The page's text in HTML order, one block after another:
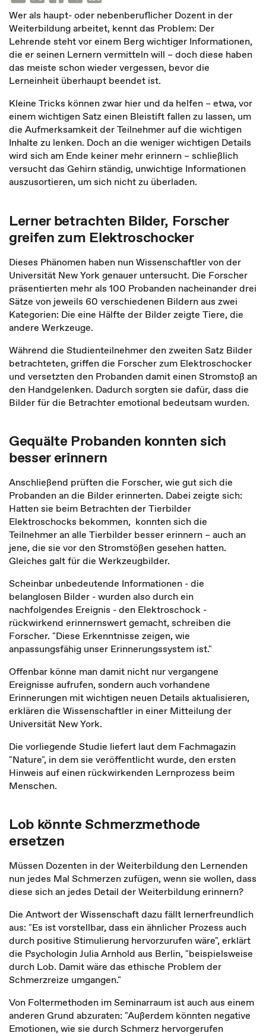
Wer als haupt- oder nebenberuflicher Dozent in der
Weiterbildung arbeitet, kennt das Problem: Der
Lehrende steht vor einem Berg wichtiger Informationen,
die er seinen Lernern vermitteln will – doch diese haben
das meiste schon wieder vergessen, bevor die
Lerneinheit überhaupt beendet ist.
Kleine Tricks können zwar hier und da helfen – etwa, vor
einem wichtigen Satz einen Bleistift fallen zu lassen, um
die Aufmerksamkeit der Teilnehmer auf die wichtigen
Inhalte zu lenken. Doch an die weniger wichtigen Details
wird sich am Ende keiner mehr erinnern – schließlich
versucht das Gehirn ständig, unwichtige Informationen
auszusortieren, um sich nicht zu überladen.
Lerner betrachten Bilder, Forscher
greifen zum Elektroschocker
Dieses Phänomen haben nun Wissenschaftler von der
Universität New York genauer untersucht. Die Forscher
präsentierten mehr als 100 Probanden nacheinander drei
Sätze von jeweils 60 verschiedenen Bildern aus zwei
Kategorien: Die eine Hälfte der Bilder zeigte Tiere, die
andere Werkzeuge.
Während die Studienteilnehmer den zweiten Satz Bilder
betrachteten, griffen die Forscher zum Elektroschocker
und versetzten den Probanden damit einen Stromstoß an
den Handgelenken. Dadurch sorgten sie dafür, dass die
Bilder für die Betrachter emotional bedeutsam wurden.
Gequälte Probanden konnten sich
besser erinnern
Anschließend prüften die Forscher, wie gut sich die
Probanden an die Bilder erinnerten. Dabei zeigte sich:
Hatten sie beim Betrachten der Tierbilder
Elektroschocks bekommen, konnten sich die
Teilnehmer an alle Tierbilder besser erinnern – auch an
jene, die sie vor den Stromstößen gesehen hatten.
Gleiches galt für die Werkzeugbilder.
Scheinbar unbedeutende Informationen - die
belanglosen Bilder - wurden also durch ein
nachfolgendes Ereignis - den Elektroschock -
rückwirkend erinnernswert gemacht, schreiben die
Forscher. "Diese Erkenntnisse zeigen, wie
anpassungsfähig unser Erinnerungssystem ist."
Offenbar könne man damit nicht nur vergangene
Ereignisse aufrufen, sondern auch vorhandene
Erinnerungen mit wichtigen neuen Details aktualisieren,
erklären die Wissenschaftler in einer Mitteilung der
Universität New York.
Die vorliegende Studie liefert laut dem Fachmagazin
"Nature", in dem sie veröffentlicht wurde, den ersten
Hinweis auf einen rückwirkenden Lernprozess beim
Menschen.
Lob könnte Schmerzmethode
ersetzen
Müssen Dozenten in der Weiterbildung den Lernenden
nun jedes Mal Schmerzen zufügen, wenn sie wollen, dass
diese sich an jedes Detail der Weiterbildung erinnern?
Die Antwort der Wissenschaft dazu fällt lernerfreundlich
aus: "Es ist vorstellbar, dass ein ähnlicher Prozess auch
durch positive Stimulierung hervorzurufen wäre", erklärt
die Psychologin Julia Arnhold aus Berlin, "beispielsweise
durch Lob. Damit wäre das ethische Problem der
Schmerzreize umgangen."
Von Foltermethoden im Seminarraum ist auch aus einem
anderen Grund abzuraten: "Außerdem könnten negative
Emotionen, wie sie durch Schmerz hervorgerufen